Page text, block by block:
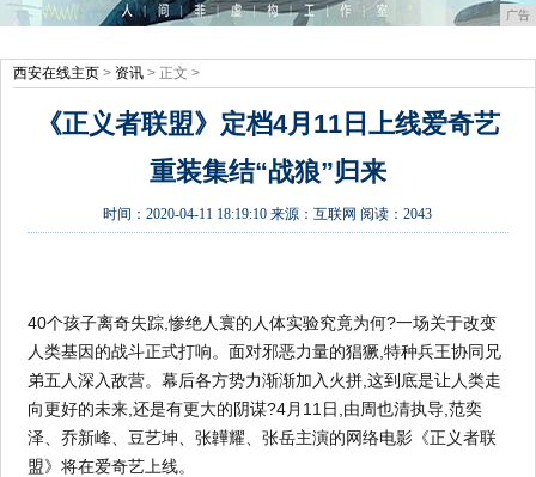
广告
西安在线主页 > 资讯 > 正文 >
《正义者联盟》定档4月11日上线爱奇艺
重装集结“战狼”归来
时间：2020-04-11 18:19:10 来源：互联网 阅读：2043
40个孩子离奇失踪,惨绝人寰的人体实验究竟为何?一场关于改变
人类基因的战斗正式打响。面对邪恶力量的猖獗,特种兵王协同兄
弟五人深入敌营。幕后各方势力渐渐加入火拼,这到底是让人类走
向更好的未来,还是有更大的阴谋?4月11日,由周也清执导,范奕
泽、乔新峰、豆艺坤、张韡耀、张岳主演的网络电影《正义者联
盟》将在爱奇艺上线。